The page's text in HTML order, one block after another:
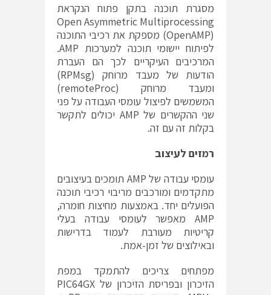
מסגרת תוכנה בתקן פתוח הנקראת
Open Asymmetric Multiprocessing
(OpenAMP) מספקת את רכיבי התוכנה
לפיתוח יישומי תוכנה למערכות AMP.
המרכיבים העיקריים לכך הם העברת
הודעות של מעבד מרוחק (RPMsg)
ומעבד מרוחק (remoteProc)
המשמשים לפיצול עומסי העבודה על פני
שני ההקשרים של AMP יכולים לתקשר
בקלות זה עם זה.
רמזים לעיצוב
עומסי עבודה של AMP תומכים בעיצובים
מתקדמים ומורכבים מריבוי רכיבי תוכנה
הפועלים יחד. באמצעות מחיצות חומרה,
AMP מאפשר לעומסי עבודה בעלי
קריטיות מעורבת לעמוד בדרישות
ובאילוצים של זמן-אמת.
מפתחים צריכים להתמקד במפת
הזיכרון ובפריסת הזיכרון של PIC64GX